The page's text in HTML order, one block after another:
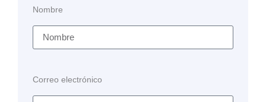
Nombre
Correo electrónico